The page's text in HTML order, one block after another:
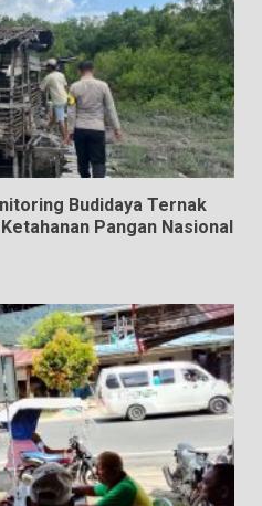
Budidaya Ternak
Pangan Nasional